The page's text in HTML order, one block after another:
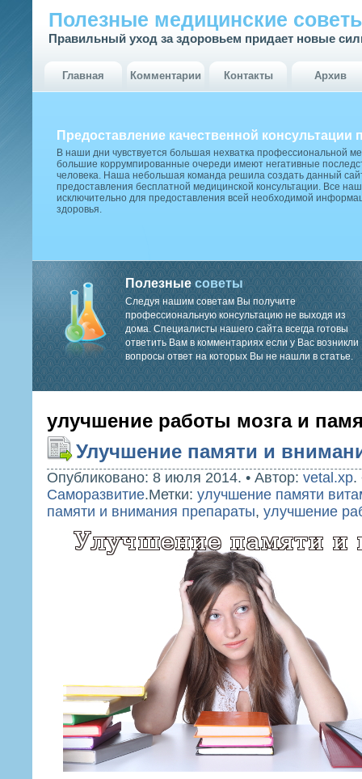
Полезные медицинские
Правильный уход за здоровьем придает новые
Главная Комментарии Контакты Архив
Предоставление качественной консультации
В наши дни чувствуется большая нехватка профессиональной
большие коррумпированные очереди имеют негативные
человека. Наша небольшая команда решила создать данный
предоставления бесплатной медицинской консультации. Все
исключительно для предоставления всей необходимой
здоровья.
Полезныесоветы
Следуя нашим советам Вы получите
профессиональную консультацию не выходя из
дома. Специалисты нашего сайта всегда готовы
ответить Вам в комментариях если у Вас возникли
вопросы ответ на которых Вы не нашли в статье.
улучшение работы мозга и
Улучшение памяти и
Опубликовано: 8 июля 2014. • Автор: vetal.xp.
Саморазвитие.Метки: улучшение памяти
памяти и внимания препараты, улучшение